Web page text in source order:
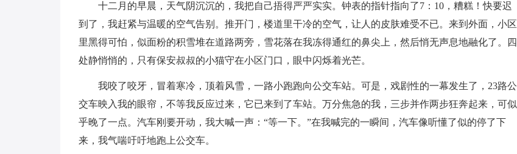
十二月的早晨，天气阴沉沉的，我把自己捂得严严实实。钟表的指针指向了7：10，糟糕！快要迟
到了，我赶紧与温暖的空气告别。推开门，楼道里干冷的空气，让人的皮肤难受不已。来到外面，小区
里黑得可怕，似面粉的积雪堆在道路两旁，雪花落在我冻得通红的鼻尖上，然后悄无声息地融化了。四
处静悄悄的，只有保安叔叔的小猫守在小区门口，眼中闪烁着光芒。
我咬了咬牙，冒着寒冷，顶着风雪，一路小跑跑向公交车站。可是，戏剧性的一幕发生了，23路公
交车映入我的眼帘，不等我反应过来，它已来到了车站。万分焦急的我，三步并作两步狂奔起来，可似
乎晚了一点。汽车刚要开动，我大喊一声：“等一下。”在我喊完的一瞬间，汽车像听懂了似的停了下
来，我气喘吁吁地跑上公交车。